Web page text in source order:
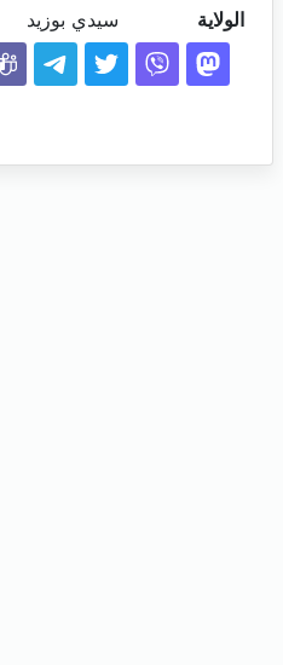
الولاية
سيدي بوزيد